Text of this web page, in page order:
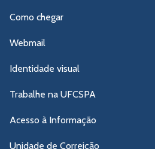
Como chegar
Webmail
Identidade visual
Trabalhe na UFCSPA
Acesso à Informação
Unidade de Correição